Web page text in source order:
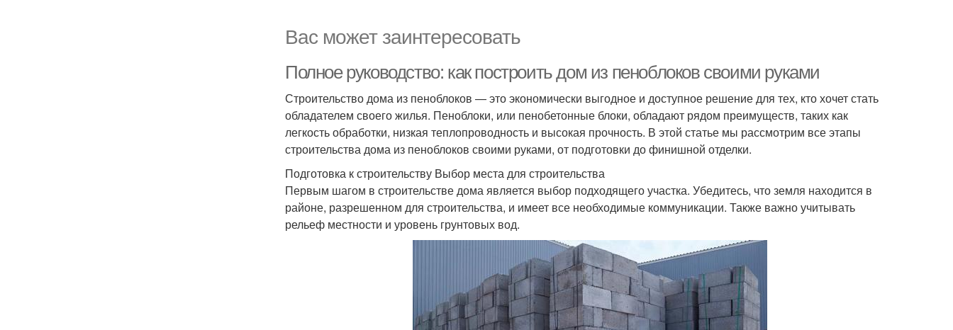
Вас может заинтересовать
Полное руководство: как построить дом из пеноблоков своими руками
Строительство дома из пеноблоков — это экономически выгодное и доступное решение для тех, кто хочет стать
обладателем своего жилья. Пеноблоки, или пенобетонные блоки, обладают рядом преимуществ, таких как
легкость обработки, низкая теплопроводность и высокая прочность. В этой статье мы рассмотрим все этапы
строительства дома из пеноблоков своими руками, от подготовки до финишной отделки.
Подготовка к строительству Выбор места для строительства
Первым шагом в строительстве дома является выбор подходящего участка. Убедитесь, что земля находится в
районе, разрешенном для строительства, и имеет все необходимые коммуникации. Также важно учитывать
рельеф местности и уровень грунтовых вод.